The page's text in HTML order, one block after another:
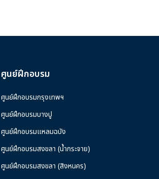
ศูนย์ฝึกอบรม
ศูนย์ฝึกอบรมกรุงเทพฯ
ศูนย์ฝึกอบรมบางปู
ศูนย์ฝึกอบรมแหลมฉบัง
ศูนย์ฝึกอบรมสงขลา (น้ำกระจาย)
ศูนย์ฝึกอบรมสงขลา (สิงหนคร)